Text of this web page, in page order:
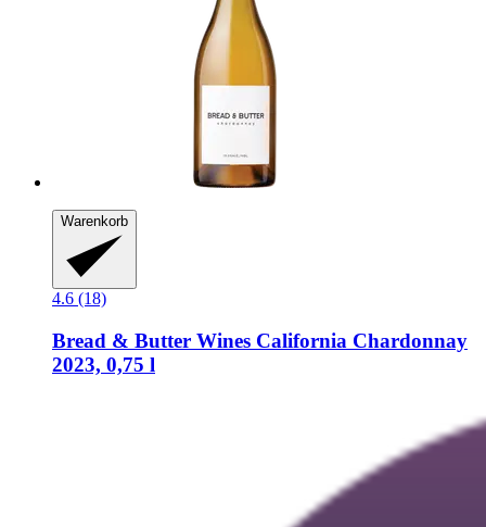
Warenkorb
4.6 (18)
Bread & Butter Wines California Chardonnay
2023, 0,75 l